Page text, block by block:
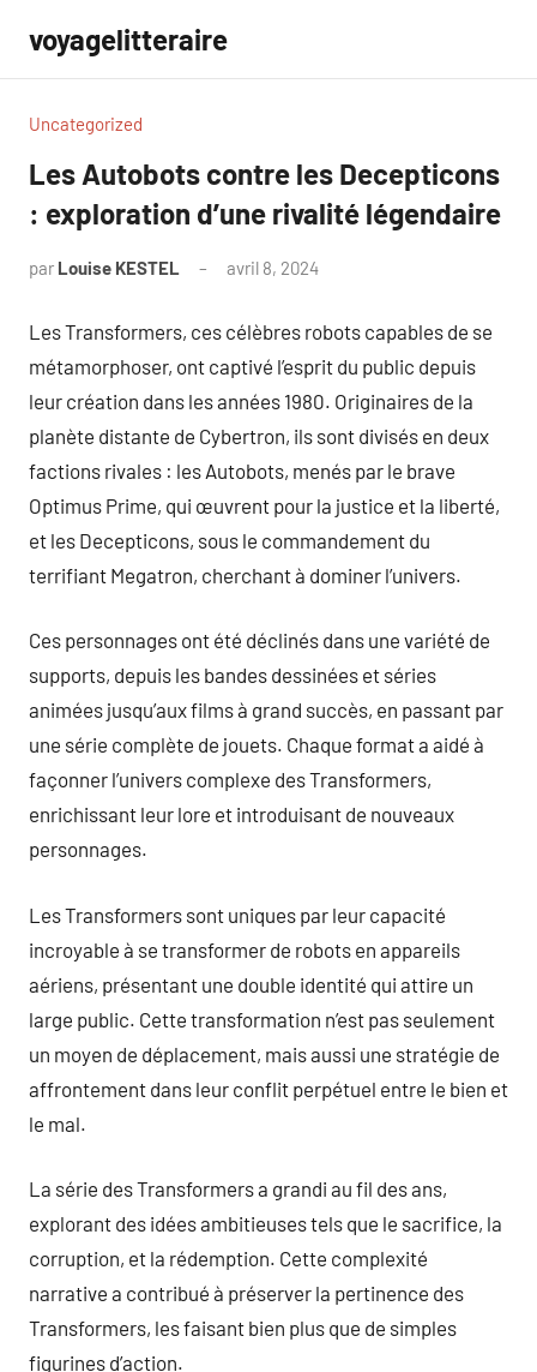
contenu
voyagelitteraire
Uncategorized
Les Autobots contre les Decepticons
: exploration d’une rivalité légendaire
par Louise KESTEL avril 8, 2024
Les Transformers, ces célèbres robots capables de se
métamorphoser, ont captivé l’esprit du public depuis
leur création dans les années 1980. Originaires de la
planète distante de Cybertron, ils sont divisés en deux
factions rivales : les Autobots, menés par le brave
Optimus Prime, qui œuvrent pour la justice et la liberté,
et les Decepticons, sous le commandement du
terrifiant Megatron, cherchant à dominer l’univers.
Ces personnages ont été déclinés dans une variété de
supports, depuis les bandes dessinées et séries
animées jusqu’aux films à grand succès, en passant par
une série complète de jouets. Chaque format a aidé à
façonner l’univers complexe des Transformers,
enrichissant leur lore et introduisant de nouveaux
personnages.
Les Transformers sont uniques par leur capacité
incroyable à se transformer de robots en appareils
aériens, présentant une double identité qui attire un
large public. Cette transformation n’est pas seulement
un moyen de déplacement, mais aussi une stratégie de
affrontement dans leur conflit perpétuel entre le bien et
le mal.
La série des Transformers a grandi au fil des ans,
explorant des idées ambitieuses tels que le sacrifice, la
corruption, et la rédemption. Cette complexité
narrative a contribué à préserver la pertinence des
Transformers, les faisant bien plus que de simples
figurines d’action.